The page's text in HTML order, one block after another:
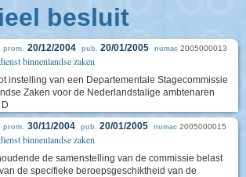
besluit
prom. 20/12/2004 pub. 20/01/2005 numac 2005000013
binnenlandse zaken
instelling van een Departementale Stagecommissie
Zaken voor de Nederlandstalige ambtenaren
prom. 30/11/2004 pub. 20/01/2005 numac 2005000015
binnenlandse zaken
de samenstelling van de commissie belast
de specifieke beroepsgeschiktheid van de